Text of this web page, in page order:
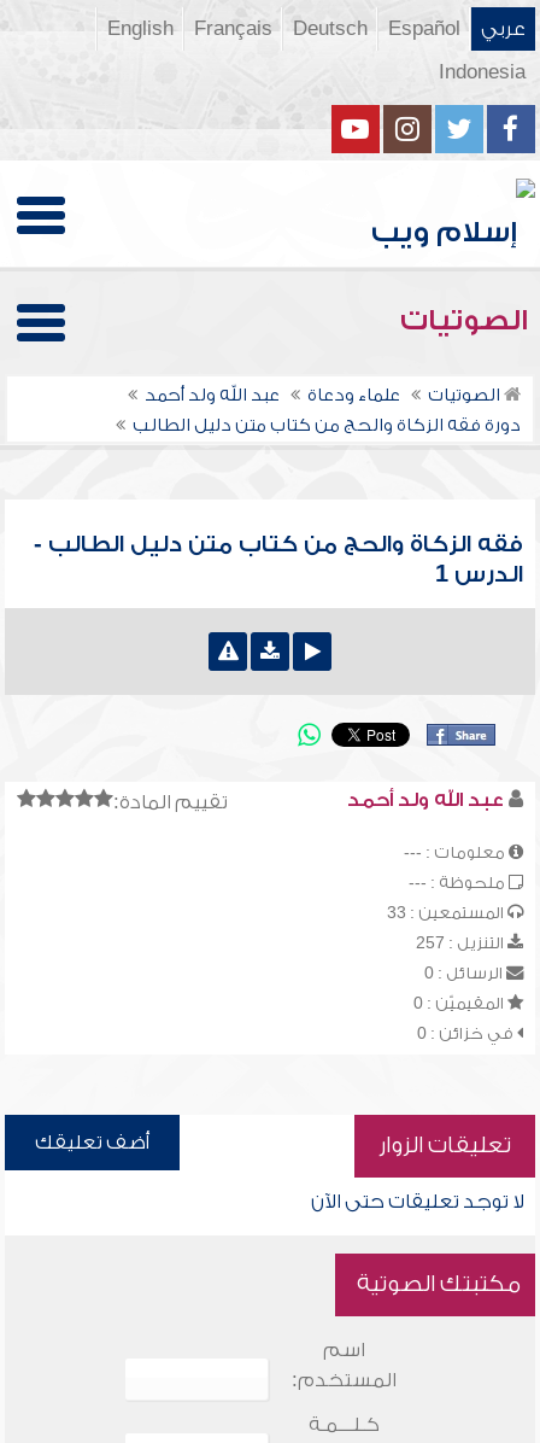
عربي Español
Deutsch
Français
English
Indonesia
الصوتيات
الصوتيات علماء ودعاة
عبد الله ولد أحمد
دورة فقه الزكاة والحج من كتاب متن دليل الطالب
فقه الزكاة والحج من كتاب متن دليل الطالب -
الدرس 1
تقييم المادة: عبد الله ولد أحمد
معلومات : ---
ملحوظة : ---
المستمعين : 33
التنزيل : 257
الرسائل : 0
المقيميّن : 0
في خزائن : 0
تعليقات الزوار أضف تعليقك
لا توجد تعليقات حتى الآن
مكتبتك الصوتية
اسم
المستخدم:
كـلـــمـة